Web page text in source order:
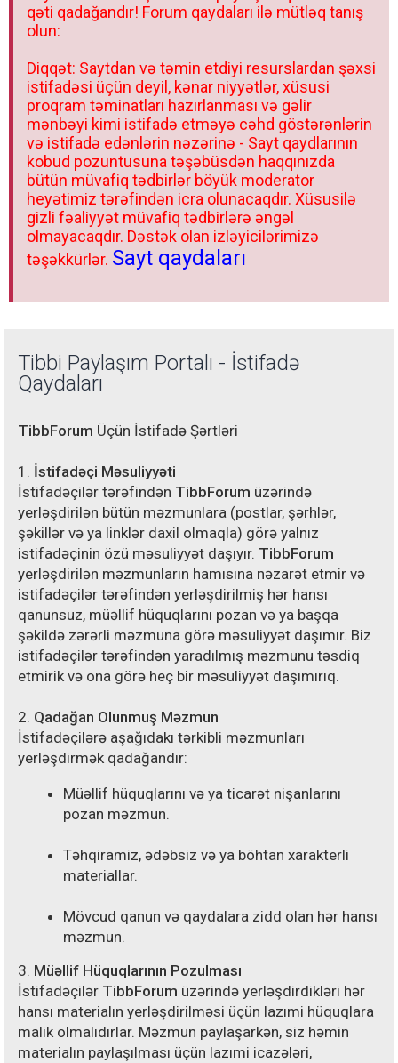
qəti qadağandır! Forum qaydaları ilə mütləq tanış
olun:
Diqqət: Saytdan və təmin etdiyi resurslardan şəxsi
istifadəsi üçün deyil, kənar niyyətlər, xüsusi
proqram təminatları hazırlanması və gəlir
mənbəyi kimi istifadə etməyə cəhd göstərənlərin
və istifadə edənlərin nəzərinə - Sayt qaydlarının
kobud pozuntusuna təşəbüsdən haqqınızda
bütün müvafiq tədbirlər böyük moderator
heyətimiz tərəfindən icra olunacaqdır. Xüsusilə
gizli fəaliyyət müvafiq tədbirlərə əngəl
olmayacaqdır. Dəstək olan izləyicilərimizə
təşəkkürlər. Sayt qaydaları
Tibbi Paylaşım Portalı - İstifadə
Qaydaları
TibbForum Üçün İstifadə Şərtləri
1. İstifadəçi Məsuliyyəti
İstifadəçilər tərəfindən TibbForum üzərində
yerləşdirilən bütün məzmunlara (postlar, şərhlər,
şəkillər və ya linklər daxil olmaqla) görə yalnız
istifadəçinin özü məsuliyyət daşıyır. TibbForum
yerləşdirilən məzmunların hamısına nəzarət etmir və
istifadəçilər tərəfindən yerləşdirilmiş hər hansı
qanunsuz, müəllif hüquqlarını pozan və ya başqa
şəkildə zərərli məzmuna görə məsuliyyət daşımır. Biz
istifadəçilər tərəfindən yaradılmış məzmunu təsdiq
etmirik və ona görə heç bir məsuliyyət daşımırıq.
2. Qadağan Olunmuş Məzmun
İstifadəçilərə aşağıdakı tərkibli məzmunları
yerləşdirmək qadağandır:
Müəllif hüquqlarını və ya ticarət nişanlarını
pozan məzmun.
Təhqiramiz, ədəbsiz və ya böhtan xarakterli
materiallar.
Mövcud qanun və qaydalara zidd olan hər hansı
məzmun.
3. Müəllif Hüquqlarının Pozulması
İstifadəçilər TibbForum üzərində yerləşdirdikləri hər
hansı materialın yerləşdirilməsi üçün lazımi hüquqlara
malik olmalıdırlar. Məzmun paylaşarkən, siz həmin
materialın paylaşılması üçün lazımi icazələri,